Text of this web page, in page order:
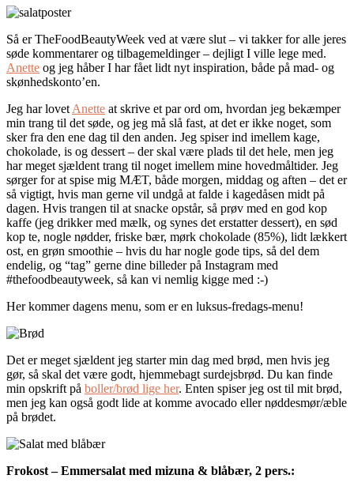
Så er TheFoodBeautyWeek ved at være slut – vi takker for alle jeres
søde kommentarer og tilbagemeldinger – dejligt I ville lege med.
Anette og jeg håber I har fået lidt nyt inspiration, både på mad- og
skønhedskonto’en.
Jeg har lovet Anette at skrive et par ord om, hvordan jeg bekæmper
min trang til det søde, og jeg må slå fast, at det er ikke noget, som
sker fra den ene dag til den anden. Jeg spiser ind imellem kage,
chokolade, is og dessert – der skal være plads til det hele, men jeg
har meget sjældent trang til noget imellem mine hovedmåltider. Jeg
sørger for at spise mig MÆT, både morgen, middag og aften – det er
så vigtigt, hvis man gerne vil undgå at falde i kagedåsen midt på
dagen. Hvis trangen til at snacke opstår, så prøv med en god kop
kaffe (jeg drikker med mælk, og synes det erstatter dessert), en sød
kop te, nogle nødder, friske bær, mørk chokolade (85%), lidt lækkert
ost, en grøn smoothie – hvis du har nogle gode tips, så del dem
endelig, og “tag” gerne dine billeder på Instagram med
#thefoodbeautyweek, så kan vi nemlig kigge med :-)
Her kommer dagens menu, som er en luksus-fredags-menu!
Det er meget sjældent jeg starter min dag med brød, men hvis jeg
gør, så skal det være godt, hjemmebagt surdejsbrød. Du kan finde
min opskrift på boller/brød lige her. Enten spiser jeg ost til mit brød,
men jeg kan også godt lide at komme avocado eller nøddesmør/æble
på brødet.
Frokost – Emmersalat med mizuna & blåbær, 2 pers.: